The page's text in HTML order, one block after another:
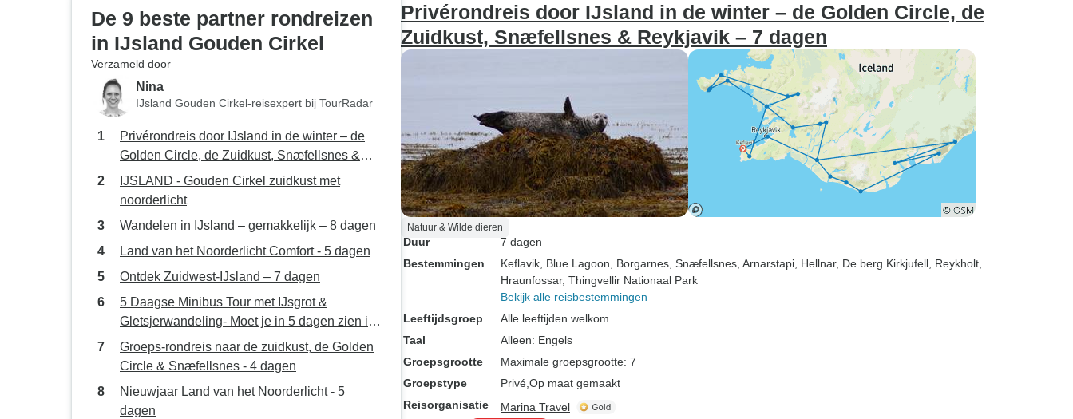
De 9 beste partner rondreizen
in IJsland Gouden Cirkel
Verzameld door
Nina
IJsland Gouden Cirkel-reisexpert bij TourRadar
Privérondreis door IJsland in de winter – de
Golden Circle, de Zuidkust, Snæfellsnes &
Reykjavik – 7 dagen
IJSLAND - Gouden Cirkel zuidkust met
noorderlicht
Wandelen in IJsland – gemakkelijk – 8 dagen
Land van het Noorderlicht Comfort - 5 dagen
Ontdek Zuidwest-IJsland – 7 dagen
5 Daagse Minibus Tour met IJsgrot &
Gletsjerwandeling- Moet je in 5 dagen zien in
IJsland: Gouden Cirkel, Zuidkustgletsjer
Lagune, Snaefelsness
Groeps-rondreis naar de zuidkust, de Golden
Circle & Snæfellsnes - 4 dagen
Nieuwjaar Land van het Noorderlicht - 5
dagen
Privérondreis door IJsland in de winter – de Golden Circle, de
Zuidkust, Snæfellsnes & Reykjavik – 7 dagen
Natuur & Wilde dieren
Duur
7 dagen
Bestemmingen
Keflavik , Blue Lagoon , Borgarnes , Snæfellsnes , Arnarstapi , Hellnar, De berg Kirkjufell , Reykholt
Hraunfossar, Thingvellir Nationaal Park
Bekijk alle reisbestemmingen
Leeftijdsgroep
Alle leeftijden welkom
Taal
Alleen: Engels
Groepsgrootte
Maximale groepsgrootte: 7
Groepstype
Privé Op maat gemaakt
Reisorganisatie
Marina Travel